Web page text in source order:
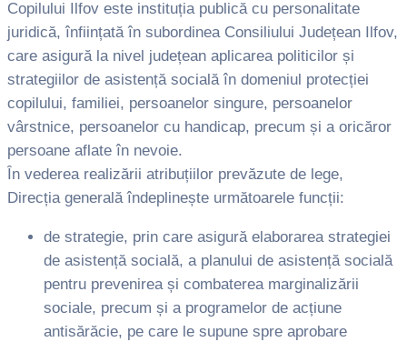
Copilului Ilfov este instituția publică cu personalitate
juridică, înființată în subordinea Consiliului Județean Ilfov,
care asigură la nivel județean aplicarea politicilor și
strategiilor de asistență socială în domeniul protecției
copilului, familiei, persoanelor singure, persoanelor
vârstnice, persoanelor cu handicap, precum și a oricăror
persoane aflate în nevoie.
În vederea realizării atribuțiilor prevăzute de lege,
Direcția generală îndeplinește următoarele funcții:
de strategie, prin care asigură elaborarea strategiei
de asistență socială, a planului de asistență socială
pentru prevenirea și combaterea marginalizării
sociale, precum și a programelor de acțiune
antisărăcie, pe care le supune spre aprobare